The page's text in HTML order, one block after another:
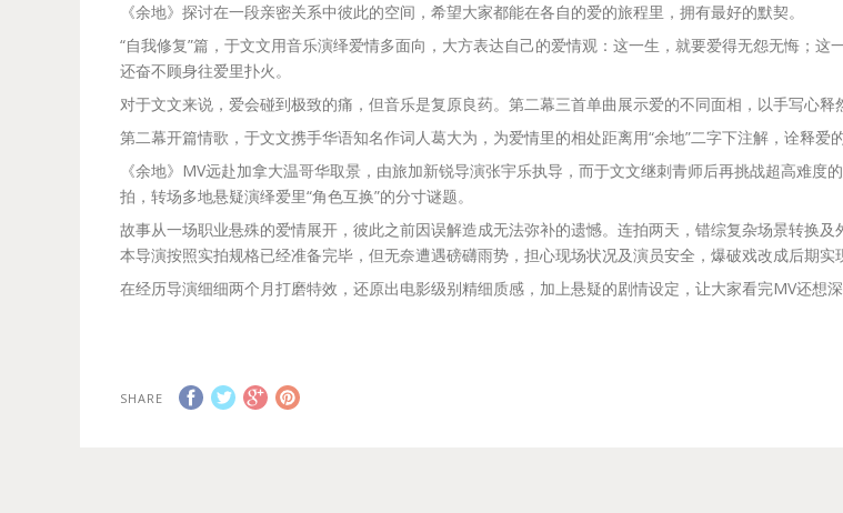
《余地》探讨在一段亲密关系中彼此的空间，希望大家都能在各自的爱的旅程里，拥有最好的默契。
“自我修复”篇，于文文用音乐演绎爱情多面向，大方表达自己的爱情观：这一生，就要爱得无怨无悔；
还奋不顾身往爱里扑火。
对于文文来说，爱会碰到极致的痛，但音乐是复原良药。第二幕三首单曲展示爱的不同面相，以手写心释
第二幕开篇情歌，于文文携手华语知名作词人葛大为，为爱情里的相处距离用“余地”二字下注解，诠释爱
《余地》MV远赴加拿大温哥华取景，由旅加新锐导演张宇乐执导，而于文文继刺青师后再挑战超高难
拍，转场多地悬疑演绎爱里“角色互换”的分寸谜题。
故事从一场职业悬殊的爱情展开，彼此之前因误解造成无法弥补的遗憾。连拍两天，错综复杂场景转换
本导演按照实拍规格已经准备完毕，但无奈遭遇磅礴雨势，担心现场状况及演员安全，爆破戏改成后期实
在经历导演细细两个月打磨特效，还原出电影级别精细质感，加上悬疑的剧情设定，让大家看完MV还想
SHARE